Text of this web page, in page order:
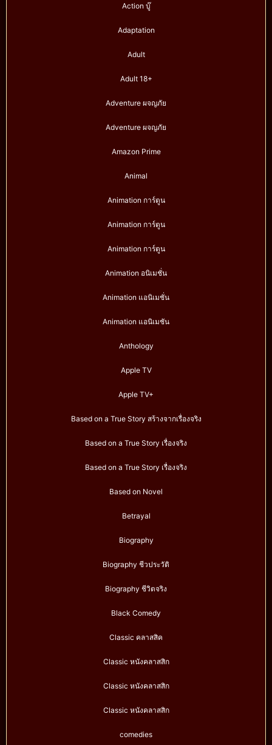
Action บู๊
Adaptation
Adult
Adult 18+
Adventure ผจญภัย
Adventure ผจญภัย
Amazon Prime
Animal
Animation การ์ตูน
Animation การ์ตูน
Animation การ์ตูน
Animation อนิเมชั่น
Animation แอนิเมชั่น
Animation แอนิเมชัน
Anthology
Apple TV
Apple TV+
Based on a True Story สร้างจากเรื่องจริง
Based on a True Story เรื่องจริง
Based on a True Story เรื่องจริง
Based on Novel
Betrayal
Biography
Biography ชีวประวัติ
Biography ชีวิตจริง
Black Comedy
Classic คลาสสิค
Classic หนังคลาสสิก
Classic หนังคลาสสิก
Classic หนังคลาสสิก
comedies